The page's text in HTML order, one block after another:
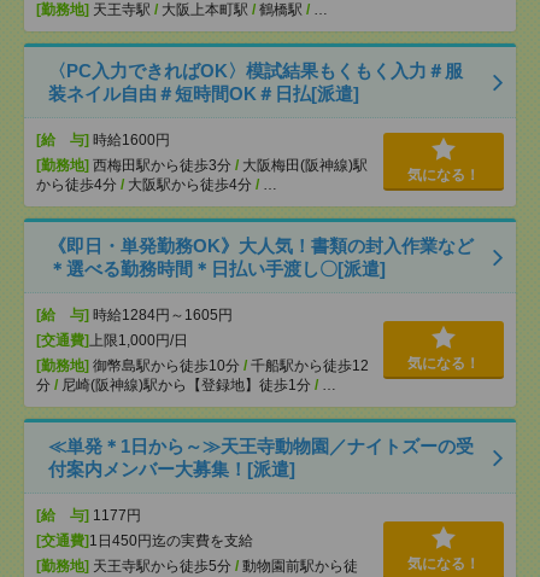
[勤務地] 天王寺駅 / 大阪上本町駅 / 鶴橋駅 / …
〈PC入力できればOK〉模試結果もくもく入力＃服
装ネイル自由＃短時間OK＃日払[派遣]
[給 与] 時給1600円
[勤務地] 西梅田駅から徒歩3分 / 大阪梅田(阪神線)駅
から徒歩4分 / 大阪駅から徒歩4分 / …
気になる！
《即日・単発勤務OK》大人気！書類の封入作業など
＊選べる勤務時間＊日払い手渡し〇[派遣]
[給 与] 時給1284円～1605円
[交通費] 上限1,000円/日
[勤務地] 御幣島駅から徒歩10分 / 千船駅から徒歩12
分 / 尼崎(阪神線)駅から【登録地】徒歩1分 / …
気になる！
≪単発＊1日から～≫天王寺動物園／ナイトズーの受
付案内メンバー大募集！[派遣]
[給 与] 1177円
[交通費] 1日450円迄の実費を支給
[勤務地] 天王寺駅から徒歩5分 / 動物園前駅から徒 気になる！